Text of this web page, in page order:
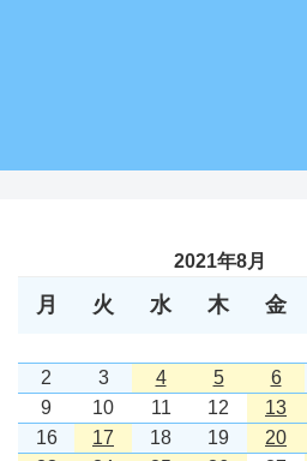
2021年8月
月 火 水 木 金
2
3 4 5 6
9
10 11 12 13
16
17 18 19 20